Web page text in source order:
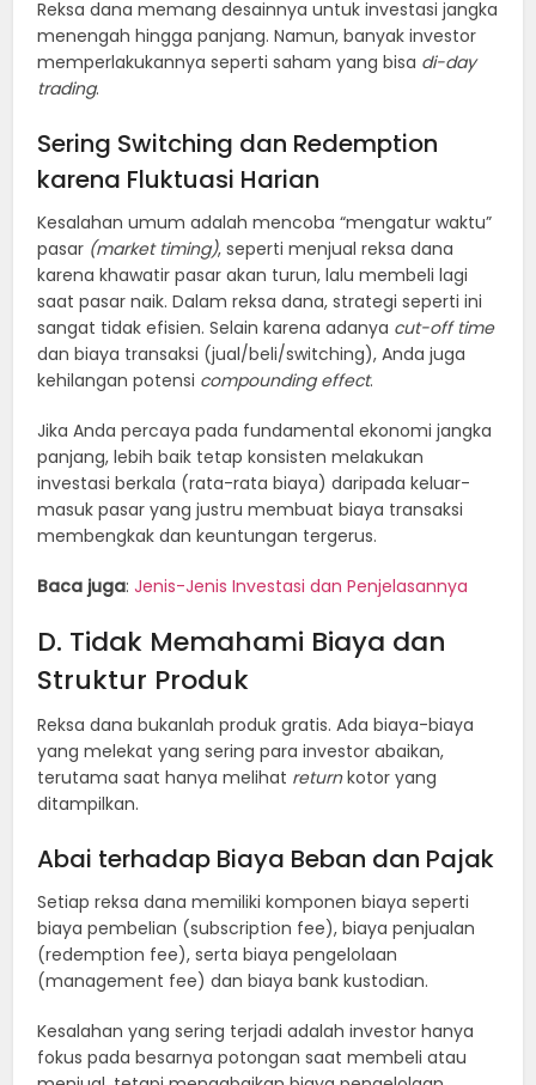
Reksa dana memang desainnya untuk investasi jangka
menengah hingga panjang. Namun, banyak investor
memperlakukannya seperti saham yang bisa di-day
trading.
Sering Switching dan Redemption
karena Fluktuasi Harian
Kesalahan umum adalah mencoba “mengatur waktu”
pasar (market timing), seperti menjual reksa dana
karena khawatir pasar akan turun, lalu membeli lagi
saat pasar naik. Dalam reksa dana, strategi seperti ini
sangat tidak efisien. Selain karena adanya cut-off time
dan biaya transaksi (jual/beli/switching), Anda juga
kehilangan potensi compounding effect.
Jika Anda percaya pada fundamental ekonomi jangka
panjang, lebih baik tetap konsisten melakukan
investasi berkala (rata-rata biaya) daripada keluar-
masuk pasar yang justru membuat biaya transaksi
membengkak dan keuntungan tergerus.
Baca juga:Jenis-Jenis Investasi dan Penjelasannya
D. Tidak Memahami Biaya dan
Struktur Produk
Reksa dana bukanlah produk gratis. Ada biaya-biaya
yang melekat yang sering para investor abaikan,
terutama saat hanya melihat returnkotor yang
ditampilkan.
Abai terhadap Biaya Beban dan Pajak
Setiap reksa dana memiliki komponen biaya seperti
biaya pembelian (subscription fee), biaya penjualan
(redemption fee), serta biaya pengelolaan
(management fee) dan biaya bank kustodian.
Kesalahan yang sering terjadi adalah investor hanya
fokus pada besarnya potongan saat membeli atau